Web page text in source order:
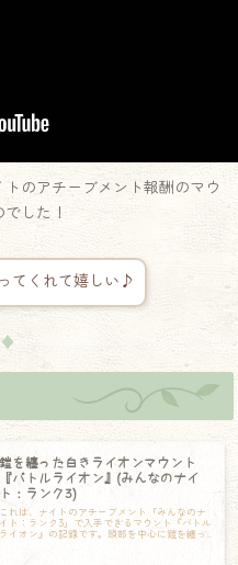
のアチーブメント報酬のマウ
した！
てくれて嬉しい♪
鎧を纏った白きライオンマウント
『バトルライオン』(みんなのナイ
ト：ランク3)
これは、ナイトのアチーブメント「みんなのナ
イト：ランク3」で入手できるマウント『バトル
ライオン』の記録です。頭部を中心に鎧を纏っ